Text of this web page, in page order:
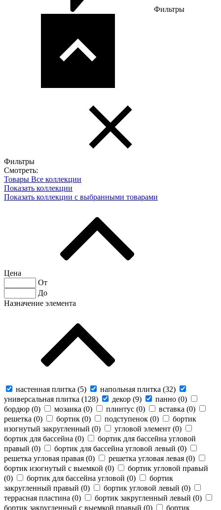
Фильтры
Фильтры
Смотреть:
Товары Все коллекции
Показать коллекции
Показать коллекции с выбранными товарами
Цена
От
До
Назначение элемента
настенная плитка (5) напольная плитка (32)
универсальная плитка (128) декор (9) панно (0)
бордюр (0) мозаика (0) плинтус (0) вставка (0)
решетка (0) бортик (0) подступенок (0)
бортик
изогнутый закругленный (0) угловой элемент (0)
бортик для бассейна (0)
бортик для бассейна угловой
правый (0) бортик для бассейна угловой левый (0)
решетка угловая правая (0) решетка угловая левая (0)
бортик изогнутый с выемкой (0)
бортик угловой правый
(0) бортик для бассейна угловой (0)
бортик
закругленный правый (0) бортик угловой левый (0)
террасная пластина (0) бортик закругленный левый (0)
бортик закругленный с выемкой правый (0) бортик